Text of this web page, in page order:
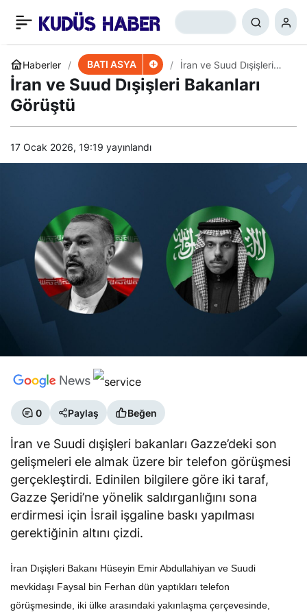
Haberler BATI ASYA
İran ve Suud Dışişleri
Bakanları Görüştü
İran ve Suud Dışişleri Bakanları
Görüştü
17 Ocak 2026, 19:19 yayınlandı
0 Paylaş Beğen
İran ve Suudi dışişleri bakanları Gazze’deki son
gelişmeleri ele almak üzere bir telefon görüşmesi
gerçekleştirdi. Edinilen bilgilere göre iki taraf,
Gazze Şeridi’ne yönelik saldırganlığını sona
erdirmesi için İsrail işgaline baskı yapılması
gerektiğinin altını çizdi.
İran Dışişleri Bakanı Hüseyin Emir Abdullahiyan ve Suudi
mevkidaşı Faysal bin Ferhan dün yaptıkları telefon
görüşmesinde, iki ülke arasındaki yakınlaşma çerçevesinde,
​​​​​​​Mehra Vilayetinden
Sana’ya Destek
Açıklaması
+ 0 Paylaş